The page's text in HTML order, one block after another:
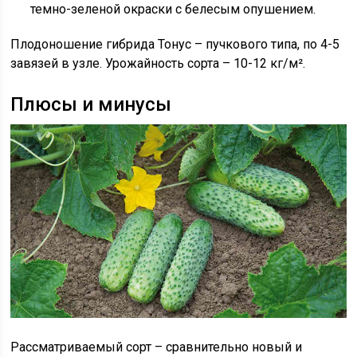
темно-зеленой окраски с белесым опушением.
Плодоношение гибрида Тонус – пучкового типа, по 4-5
завязей в узле. Урожайность сорта – 10-12 кг/м².
Плюсы и минусы
Рассматриваемый сорт – сравнительно новый и